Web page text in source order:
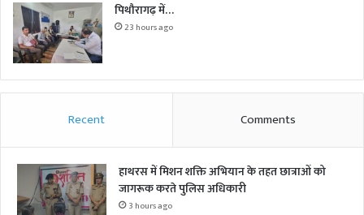
पिथौरागढ़ में…
23 hours ago
Recent Comments
हाथरस में मिशन शक्ति अभियान के तहत छात्राओं को
जागरूक करते पुलिस अधिकारी
3 hours ago